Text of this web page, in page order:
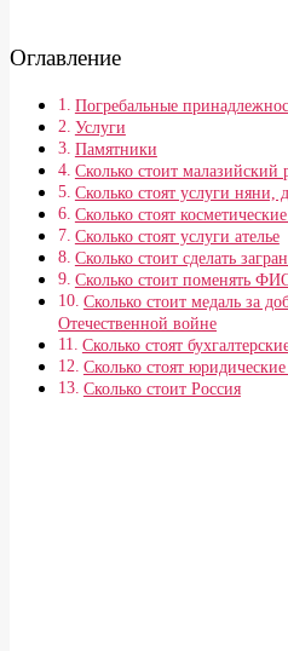
Оглавление
Погребальные
Услуги
Памятники
Сколько стоит малазийский
Сколько стоят услуги няни,
Сколько стоят
Сколько стоят услуги ателье
Сколько стоит сделать
Сколько стоит поменять
Сколько стоит медаль за
Отечественной войне
Сколько стоят
Сколько стоят
Сколько стоит Россия